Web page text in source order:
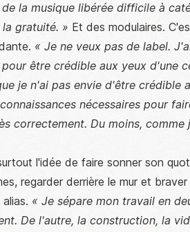
la musique libérée difficile à
gratuité. » Et des modulaires.
« Je ne veux pas de label.
être crédible aux yeux d'une
je n'ai pas envie d'être crédible
nécessaires pour
correctement. Du moins,
l'idée de faire sonner son
regarder derrière le mur et
« Je sépare mon travail en
De l'autre, la construction, la